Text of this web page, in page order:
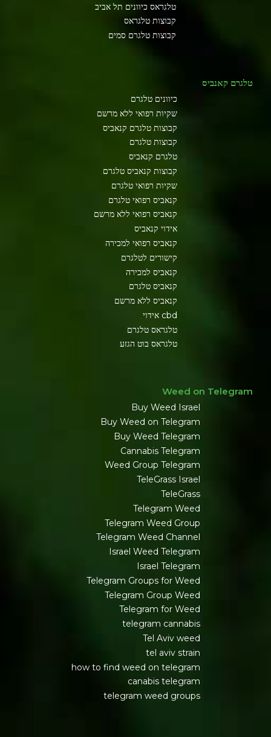
טלגראס כיוונים תל אביב
קבוצות טלגראס
קבוצות טלגרם סמים
טלגרם קאנביס
כיוונים טלגרם
שקיות רפואי ללא מרשם
קבוצות טלגרם קנאביס
קבוצות טלגרם
טלגרם קנאביס
קבוצות קנאביס טלגרם
שקיות רפואי טלגרם
קנאביס רפואי טלגרם
קנאביס רפואי ללא מרשם
אידוי קנאביס
קנאביס רפואי למכירה
קישורים לטלגרם
קנאביס למכירה
קנאביס טלגרם
קנאביס ללא מרשם
cbd אידוי
טלגראס טלגרם
טלגראס בוט הגזע
Weed on Telegram
Buy Weed Israel
Buy Weed on Telegram
Buy Weed Telegram
Cannabis Telegram
Weed Group Telegram
TeleGrass Israel
TeleGrass
Telegram Weed
Telegram Weed Group
Telegram Weed Channel
Israel Weed Telegram
Israel Telegram
Telegram Groups for Weed
Telegram Group Weed
Telegram for Weed
telegram cannabis
Tel Aviv weed
tel aviv strain
how to find weed on telegram
canabis telegram
telegram weed groups